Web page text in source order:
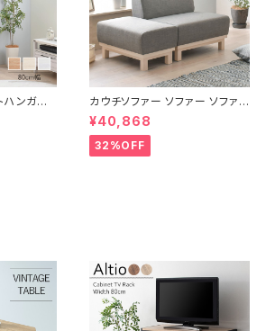
ハンガー
ク クロ
一人暮ら
カウチソファー ソファー ソファ
オットマン 1.5人掛 け新生活 一
人暮らし 完成品
¥40,868
32%OFF